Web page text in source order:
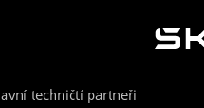
techničtí partneři